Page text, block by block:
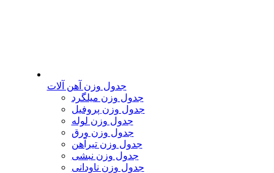
جدول وزن آهن آلات
جدول وزن میلگرد
جدول وزن پروفیل
جدول وزن لوله
جدول وزن ورق
جدول وزن تیرآهن
جدول وزن نبشی
جدول وزن ناودانی